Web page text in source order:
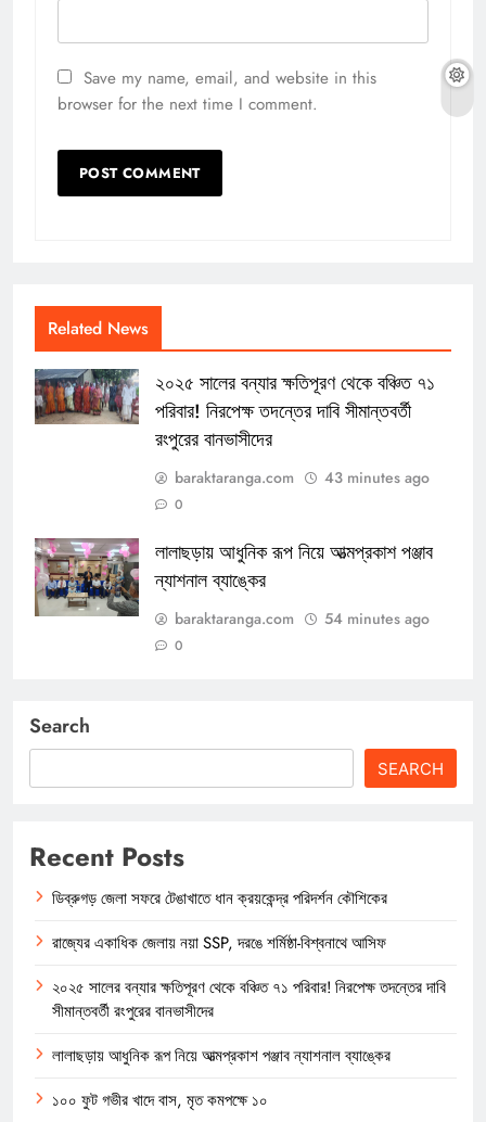
Save my name, email, and website in this
browser for the next time I comment.
Related News
২০২৫ সালের বন্যার ক্ষতিপূরণ থেকে বঞ্চিত ৭১
পরিবার! নিরপেক্ষ তদন্তের দাবি সীমান্তবর্তী
রংপুরের বানভাসীদের
baraktaranga.com 43 minutes ago
0
লালাছড়ায় আধুনিক রূপ নিয়ে আত্মপ্রকাশ পঞ্জাব
ন্যাশনাল ব্যাঙ্কের
baraktaranga.com 54 minutes ago
0
Search
SEARCH
Recent Posts
ডিব্রুগড় জেলা সফরে টেঙাখাতে ধান ক্রয়কেন্দ্র পরিদর্শন কৌশিকের
রাজ্যের একাধিক জেলায় নয়া SSP, দরঙে শর্মিষ্ঠা-বিশ্বনাথে আসিফ
২০২৫ সালের বন্যার ক্ষতিপূরণ থেকে বঞ্চিত ৭১ পরিবার! নিরপেক্ষ তদন্তের দাবি
সীমান্তবর্তী রংপুরের বানভাসীদের
লালাছড়ায় আধুনিক রূপ নিয়ে আত্মপ্রকাশ পঞ্জাব ন্যাশনাল ব্যাঙ্কের
১০০ ফুট গভীর খাদে বাস, মৃত কমপক্ষে ১০